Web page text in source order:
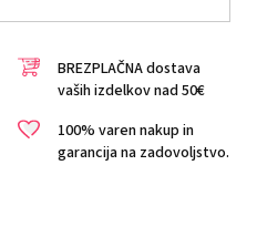
BREZPLAČNA dostava
vaših izdelkov nad 50€
100% varen nakup in
garancija na zadovoljstvo.